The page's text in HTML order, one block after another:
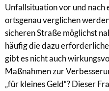
Unfallsituation vor und nach
ortsgenau verglichen
sicheren Straße möglichst
häufig die dazu
gibt es nicht auch
Maßnahmen zur
„für kleines Geld“? Dieser